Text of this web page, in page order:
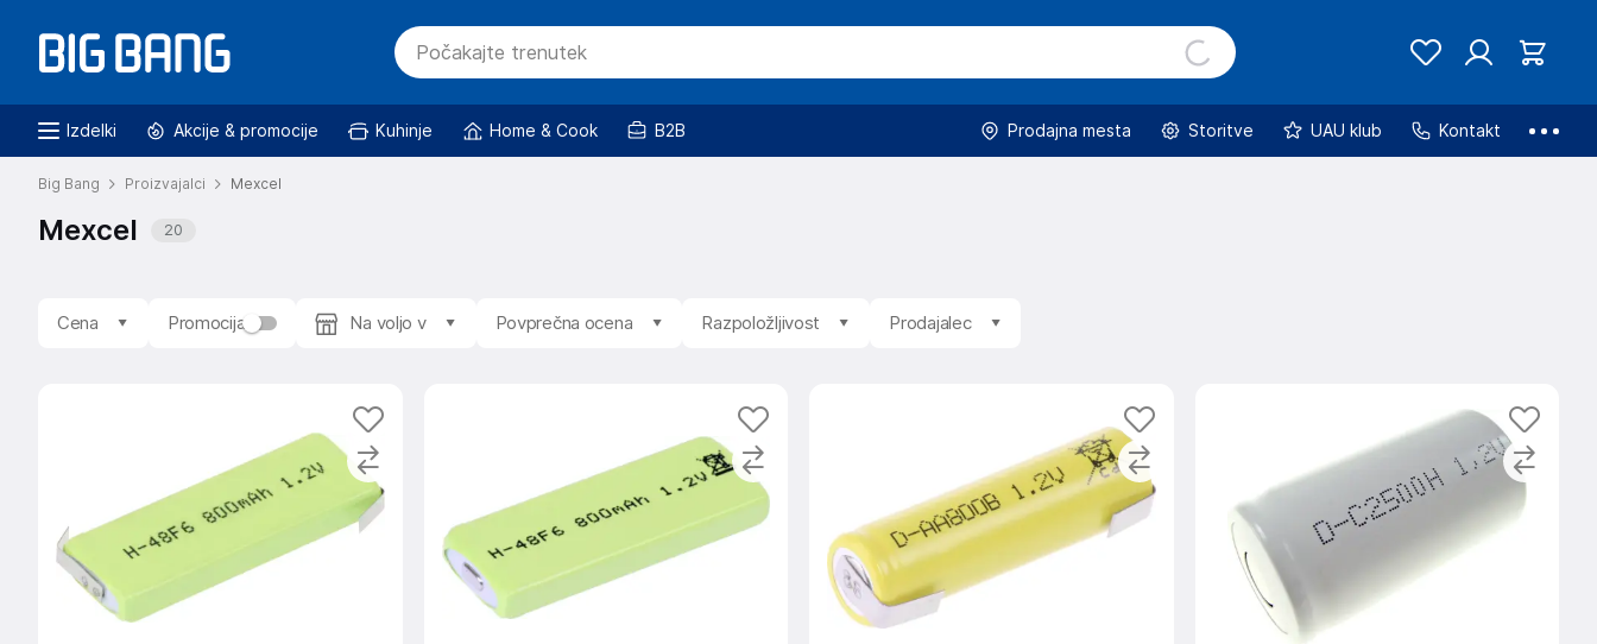
Izdelki Akcije & promocije Kuhinje Home & Cook B2B Prodajna mesta Storitve UAU klub Kontakt
Big Bang Proizvajalci Mexcel
Mexcel 20
Cena Promocija Na voljo v Povprečna ocena Razpoložljivost Prodajalec